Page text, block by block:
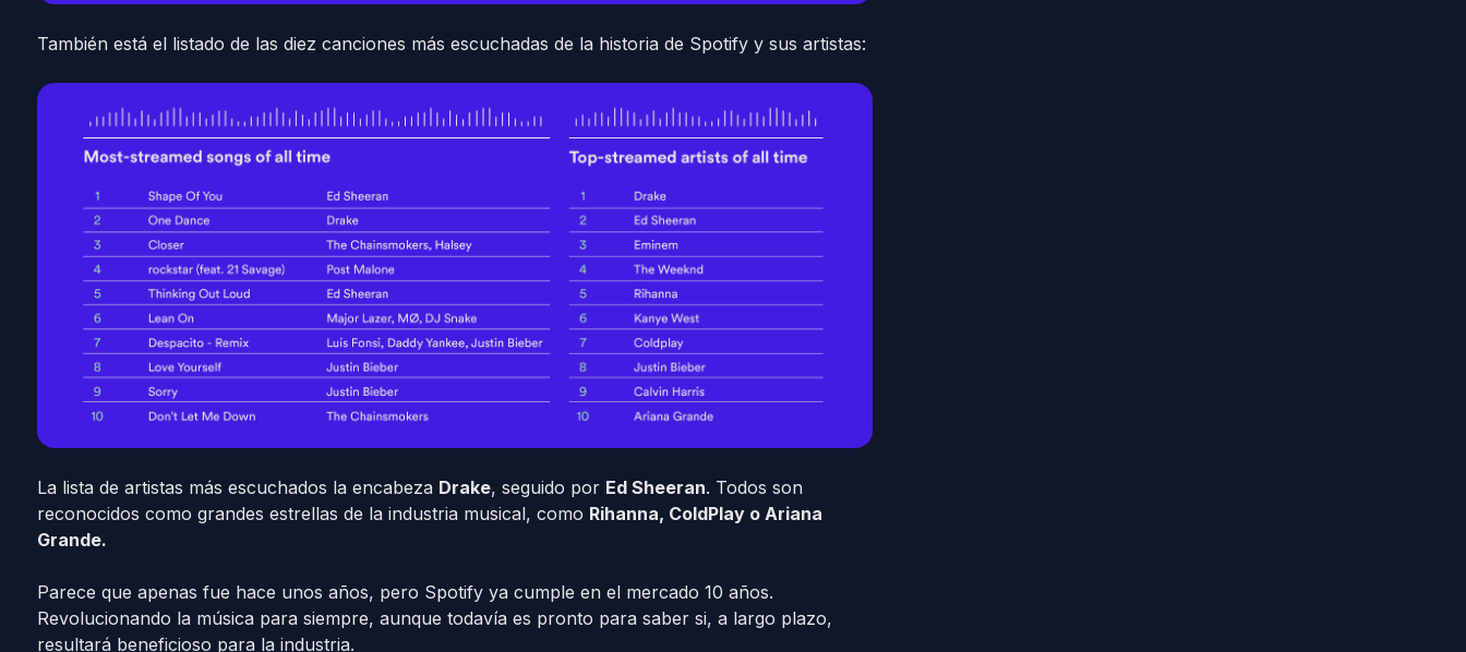
También está el listado de las diez canciones más escuchadas de la historia de Spotify y sus artistas:
La lista de artistas más escuchados la encabeza Drake, seguido por Ed Sheeran. Todos son
reconocidos como grandes estrellas de la industria musical, como Rihanna, ColdPlay o Ariana
Grande.
Parece que apenas fue hace unos años, pero Spotify ya cumple en el mercado 10 años.
Revolucionando la música para siempre, aunque todavía es pronto para saber si, a largo plazo,
resultará beneficioso para la industria.